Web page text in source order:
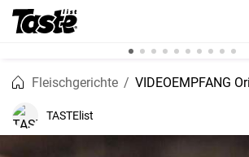
Fleischgerichte
TASTElist